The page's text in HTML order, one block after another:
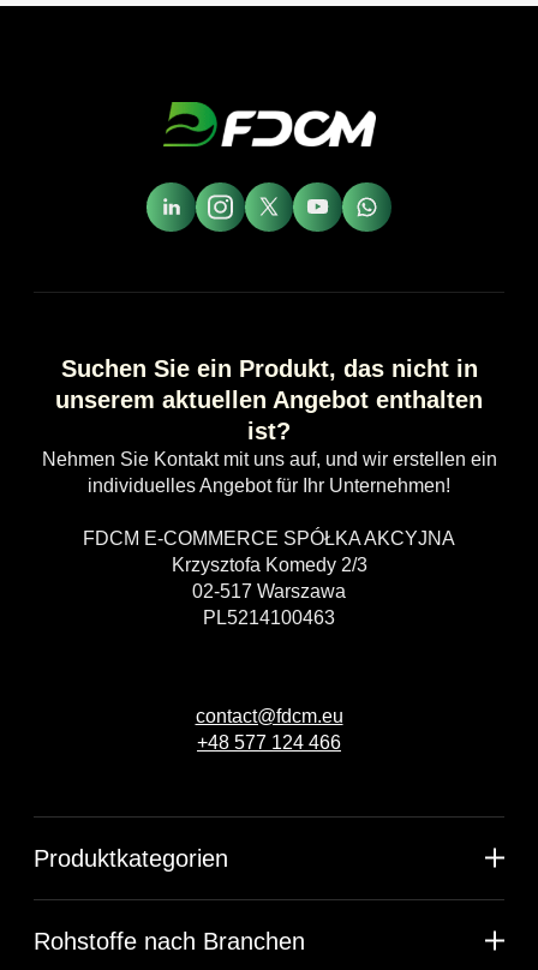
Suchen Sie ein Produkt, das nicht in
unserem aktuellen Angebot enthalten
ist?
Nehmen Sie Kontakt mit uns auf, und wir erstellen ein
individuelles Angebot für Ihr Unternehmen!
FDCM E-COMMERCE SPÓŁKA AKCYJNA
Krzysztofa Komedy 2/3
02-517 Warszawa
PL5214100463
contact@fdcm.eu
+48 577 124 466
Produktkategorien
Rohstoffe nach Branchen